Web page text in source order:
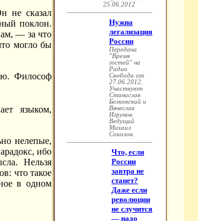
не сказал
поклон.
— за что
могло бы
Философ
языком,
нелепые,
ибо
Нельзя
что такое
в одном